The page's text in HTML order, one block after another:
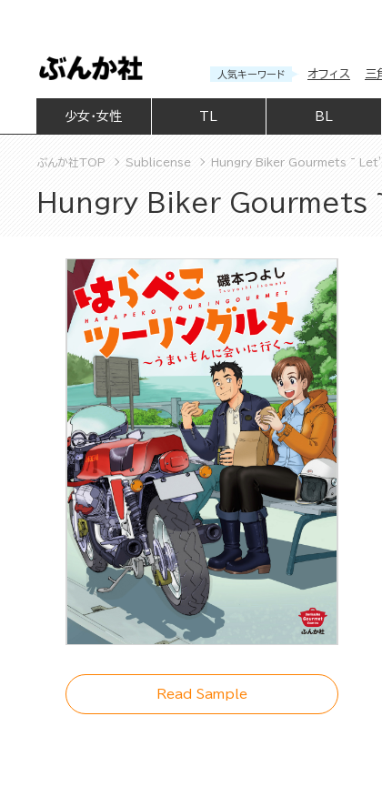
人気キーワード オフィス 三
少女・女性 BL
ぶんか社TOP Sublicense Hungry Biker Gourmets ~
Hungry Biker Gourmets
Read Sample